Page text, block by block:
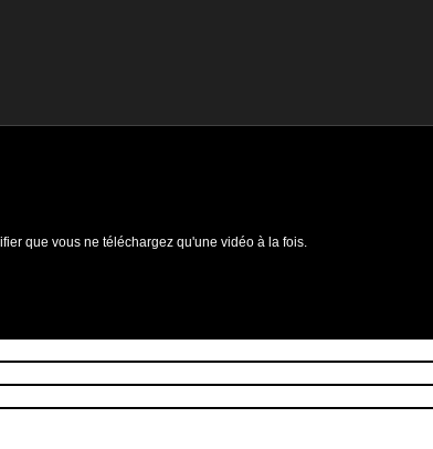
que vous ne téléchargez qu'une vidéo à la fois.